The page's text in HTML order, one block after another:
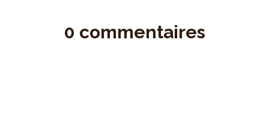
0 commentaires